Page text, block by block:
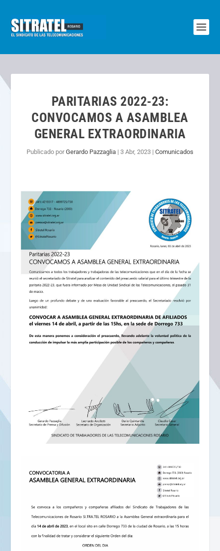
PARITARIAS 2022-23:
CONVOCAMOS A ASAMBLEA
GENERAL EXTRAORDINARIA
Publicado porGerardo Pazzaglia | 3 Abr, 2023 | Comunicados